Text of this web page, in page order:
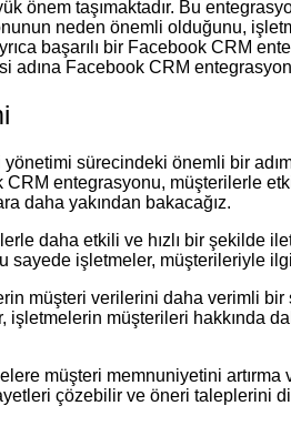
önem taşımaktadır. Bu
neden önemli olduğunu,
başarılı bir Facebook CRM
Facebook CRM
sürecindeki önemli bir
entegrasyonu, müşterilerle
daha yakından bakacağız.
daha etkili ve hızlı bir şekilde
sayede işletmeler, müşterileriyle
müşteri verilerini daha verimli
müşterileri hakkında
müşteri memnuniyetini
çözebilir ve öneri